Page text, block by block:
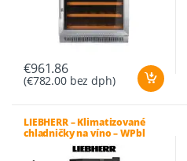
€961.86
(€782.00bez dph)
LIEBHERR – Klimatizované
chladničky na víno – WPbl
4601 GrandCru